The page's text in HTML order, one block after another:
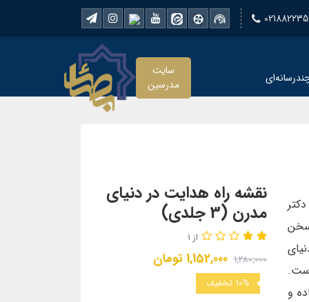
سایت
مدرسین
و
نقشه راه هدایت در دنیای
مدرن (3 جلدی)
از 1
1,280,000
1,152,000تومان
10% تخفیف